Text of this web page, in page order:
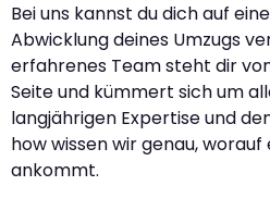
Bei uns kannst du dich auf
Abwicklung deines Umzugs
erfahrenes Team steht dir
Seite und kümmert sich um
langjährigen Expertise und
how wissen wir genau,
ankommt.